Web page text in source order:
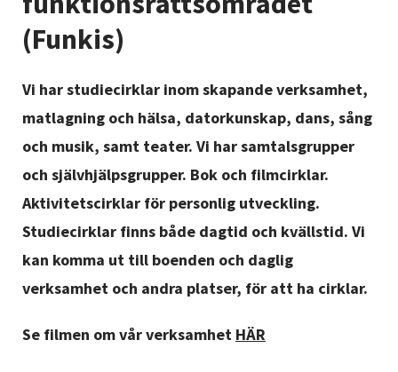
Nyheter
Avdelningar
(Funkis)
Vi har studiecirklar inom skapande verksamhet,
matlagning och hälsa, datorkunskap, dans, sång
och musik, samt teater. Vi har samtalsgrupper
och självhjälpsgrupper. Bok och filmcirklar.
Aktivitetscirklar för personlig utveckling.
Studiecirklar finns både dagtid och kvällstid. Vi
kan komma ut till boenden och daglig
verksamhet och andra platser, för att ha cirklar.
Se filmen om vår verksamhet HÄR